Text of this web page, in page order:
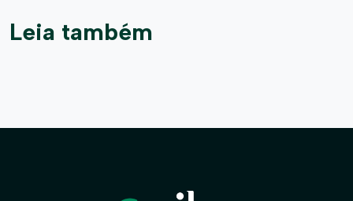
Leia também